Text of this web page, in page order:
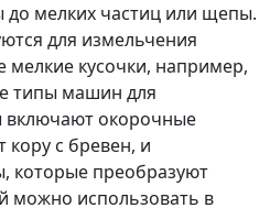
до мелких частиц или щепы.
для измельчения
кусочки, например,
типы машин для
включают окорочные
кору с бревен, и
которые преобразуют
можно использовать в